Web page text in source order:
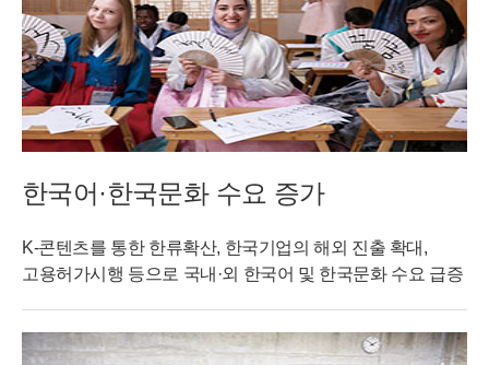
한국어·한국문화 수요 증가
K-콘텐츠를 통한 한류확산, 한국기업의 해외 진출 확대,
고용허가시행 등으로 국내·외 한국어 및 한국문화 수요 급증